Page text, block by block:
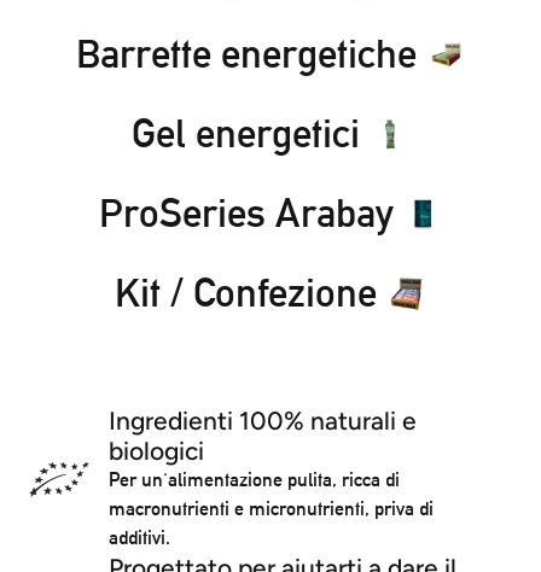
Barrette energetiche
Gel energetici
ProSeries Arabay
Kit / Confezione
Ingredienti 100% naturali e
biologici
Per un'alimentazione pulita, ricca di
macronutrienti e micronutrienti, priva di
additivi.